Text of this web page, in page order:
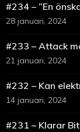
#234 – ”En
28 januari, 2024
#233 – Attack
21 januari, 2024
#232 – Kan
14 januari, 2024
#231 – Klarar